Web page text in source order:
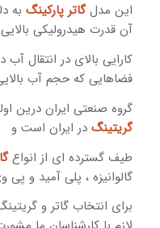
این مدلگاتر پارکینگبه
آن قدرت هیدرولیکی
کارایی بالای در انتقال آب
فضاهایی که حجم آب
گروه صنعتی ایران درین
گریتینگدر ایران است و
طیف گسترده ای از انواع
گالوانیزه ، پلی آمید و
برای انتخاب گاتر و